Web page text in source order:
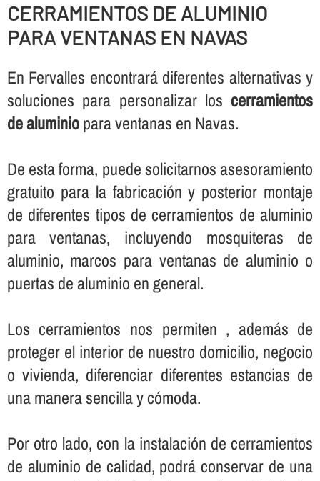
CERRAMIENTOS DE ALUMINIO
PARA VENTANAS EN NAVAS
En Fervalles encontrará diferentes alternativas y
soluciones para personalizar loscerramientos
de aluminiopara ventanas en Navas.
De esta forma, puede solicitarnos asesoramiento
gratuito para la fabricación y posterior montaje
de diferentes tipos de cerramientos de aluminio
para ventanas, incluyendo mosquiteras de
aluminio, marcos para ventanas de aluminio o
puertas de aluminio en general.
Los cerramientos nos permiten , además de
proteger el interior de nuestro domicilio, negocio
o vivienda, diferenciar diferentes estancias de
una manera sencilla y cómoda.
Por otro lado, con la instalación de cerramientos
de aluminio de calidad, podrá conservar de una